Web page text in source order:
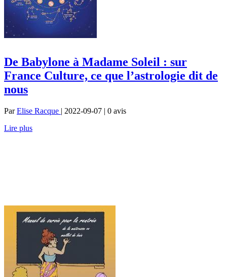
De Babylone à Madame Soleil : sur
France Culture, ce que l’astrologie dit de
nous
ParElise Racque | 2022-09-07 | 0 avis
Lire plus